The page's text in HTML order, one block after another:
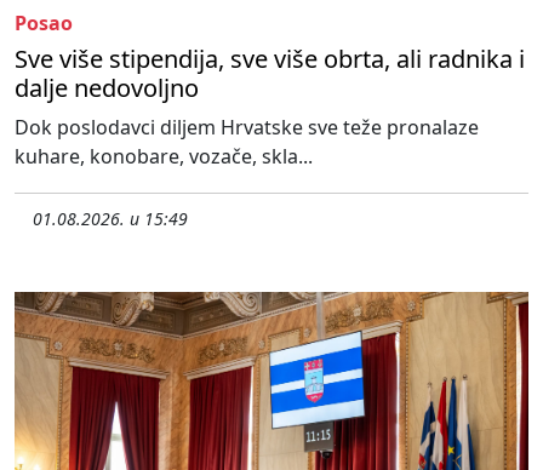
Posao
Sve više stipendija, sve više obrta, ali radnika i
dalje nedovoljno
Dok poslodavci diljem Hrvatske sve teže pronalaze
kuhare, konobare, vozače, skla...
01.08.2026. u 15:49